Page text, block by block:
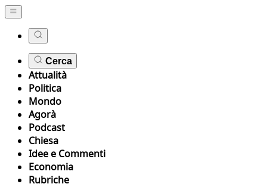
Cerca
Attualità
Politica
Mondo
Agorà
Podcast
Chiesa
Idee e Commenti
Economia
Rubriche